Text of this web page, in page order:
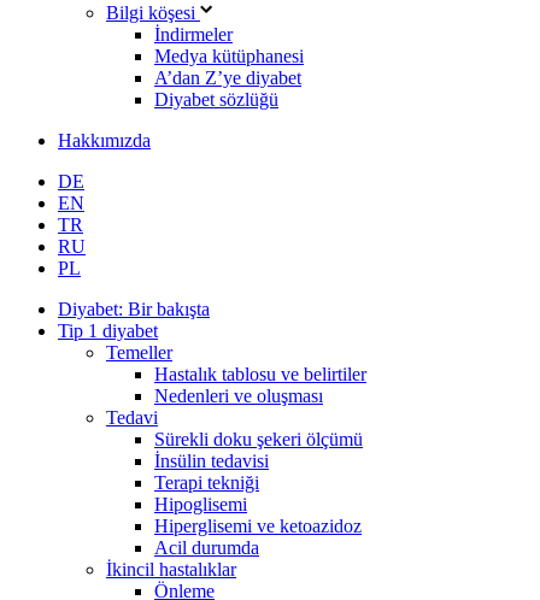
Bilgi köşesi
İndirmeler
Medya kütüphanesi
A’dan Z’ye diyabet
Diyabet sözlüğü
Hakkımızda
DE
EN
TR
RU
PL
Diyabet: Bir bakışta
Tip 1 diyabet
Temeller
Hastalık tablosu ve belirtiler
Nedenleri ve oluşması
Tedavi
Sürekli doku şekeri ölçümü
İnsülin tedavisi
Terapi tekniği
Hipoglisemi
Hiperglisemi ve ketoazidoz
Acil durumda
İkincil hastalıklar
Önleme